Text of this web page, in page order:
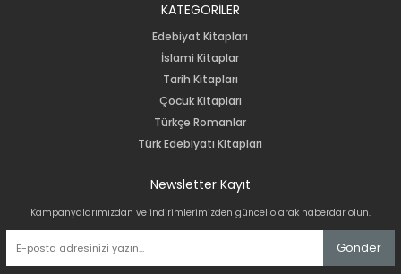
KATEGORİLER
Edebiyat Kitapları
İslami Kitaplar
Tarih Kitapları
Çocuk Kitapları
Türkçe Romanlar
Türk Edebiyatı Kitapları
Newsletter Kayıt
Kampanyalarımızdan ve indirimlerimizden güncel olarak haberdar olun.
Gönder